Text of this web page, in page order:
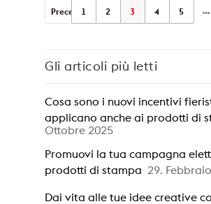
Precedente
1 2 3 4 5 …
Gli articoli più letti
Cosa sono i nuovi incentivi
applicano anche ai prodotti di
Ottobre 2025
Promuovi la tua campagna
prodotti di stampa 29.
Dai vita alle tue idee creative